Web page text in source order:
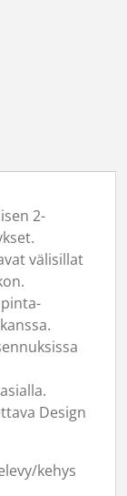
2-
välisillat
Design
kehys